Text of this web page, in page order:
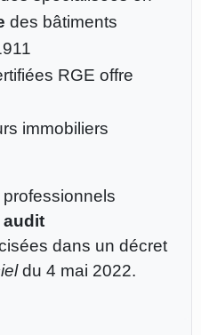
des bâtiments
RGE offre
immobiliers
audit
dans un décret
du 4 mai 2022.